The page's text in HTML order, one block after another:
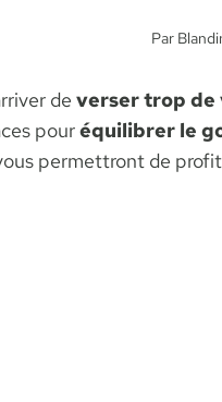
Par
de verser trop
pouréquilibrer le
permettront de